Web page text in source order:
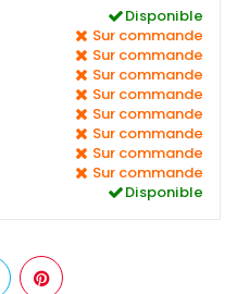
Disponible
Sur commande
Sur commande
Sur commande
Sur commande
Sur commande
Sur commande
Sur commande
Sur commande
Disponible